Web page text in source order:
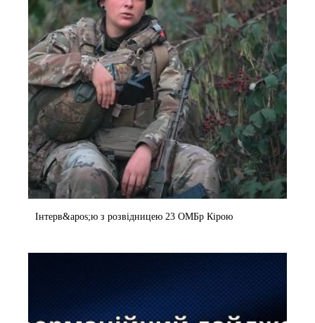
Інтерв&apos;ю з розвідницею 23 ОМБр Кірою